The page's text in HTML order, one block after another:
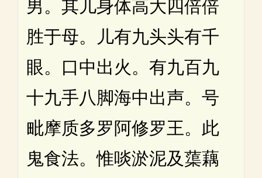
男。其儿身体高大四倍倍
胜于母。儿有九头头有千
眼。口中出火。有九百九
十九手八脚海中出声。号
毗摩质多罗阿修罗王。此
鬼食法。惟啖淤泥及蕖藕